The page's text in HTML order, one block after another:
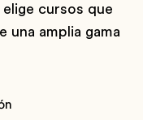
cursos que
una amplia gama